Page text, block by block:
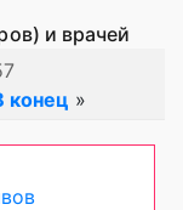
и врачей
конец »